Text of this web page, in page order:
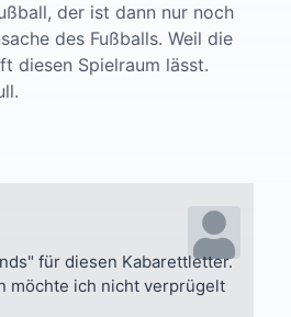
der ist dann nur noch
des Fußballs. Weil die
diesen Spielraum lässt.
für diesen Kabarettletter.
möchte ich nicht verprügelt